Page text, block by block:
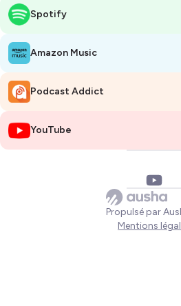
➡️ Pour aller plus loin, participer à notre
avce le 4 colors
Hébergé par Ausha. Visitez
pour plus d'informations.
Spotify
Amazon Music
Podcast Addict
YouTube
Propulsé par
Mentions